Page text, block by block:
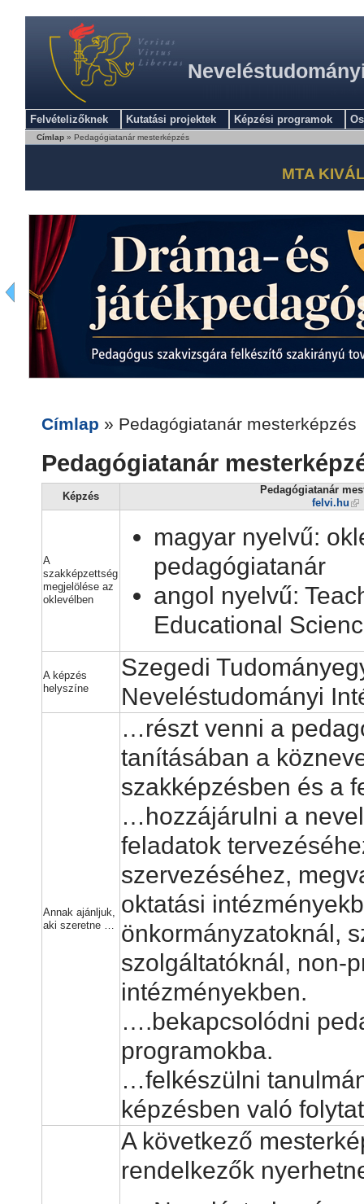
Felvételizőknek Kutatási projektek Képzési programok
Címlap» Pedagógiatanár mesterképzés
MTA
Címlap » Pedagógiatanár mesterképzés
Pedagógiatanár
Képzés
Pedagógiatanár
felvi.hu
A
szakképzettség
megjelölése az
oklevélben
magyar nyelvű:
pedagógiatanár
angol nyelvű:
Educational
A képzés
helyszíne
Szegedi
Neveléstudományi
Annak ajánljuk,
aki szeretne …
…részt venni a
tanításában a
szakképzésben és a
…hozzájárulni a
feladatok
szervezéséhez,
oktatási
önkormányzatoknál,
szolgáltatóknál, non-
intézményekben.
….bekapcsolódni
programokba.
…felkészülni
képzésben való
A következő
rendelkezők